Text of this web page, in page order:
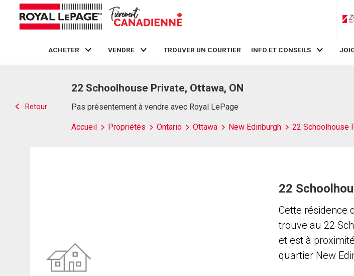
ACHETER VENDRE TROUVER UN COURTIER INFO ET CONSEILS
Retour
22 Schoolhouse Private, Ottawa, ON
Pas présentement à vendre avec Royal LePage
Accueil Propriétés Ontario Ottawa New Edinburgh 22 Schoolhouse
22
Cette résidence
trouve au 22
et est à
quartier New